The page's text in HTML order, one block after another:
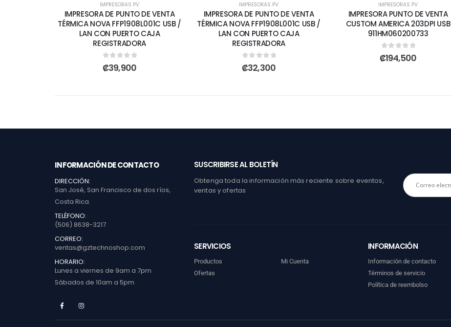
IMPRESORAS PV
IMPRESORA DE PUNTO DE VENTA
TÉRMICA NOVA FFP1908L001C USB /
LAN CON PUERTO CAJA
REGISTRADORA
0out of 5
₡39,900
IMPRESORAS PV
IMPRESORA DE PUNTO DE VENTA
TÉRMICA NOVA FFP1908L001C USB /
LAN CON PUERTO CAJA
REGISTRADORA
0out of 5
₡32,300
IMPRESORAS PV
IMPRESORA PUNTO DE VENTA
CUSTOM AMERICA 203DPI USB
911HM060200733
0out of 5
₡194,500
INFORMACIÓN DE CONTACTO
DIRECCIÓN:
San José, San Francisco de dos ríos,
Costa Rica.
TELÉFONO:
(506) 8638-3217
CORREO:
ventas@gztechnoshop.com
HORARIO:
Lunes a viernes de 9am a 7pm
Sábados de 10am a 5pm
SUSCRIBIRSE AL BOLETÍN
Obtenga toda la información más reciente sobre eventos,
ventas y ofertas
SERVICIOS
Productos
Ofertas
Mi Cuenta
INFORMACIÓN
Información de contacto
Términos de servicio
Política de reembolso